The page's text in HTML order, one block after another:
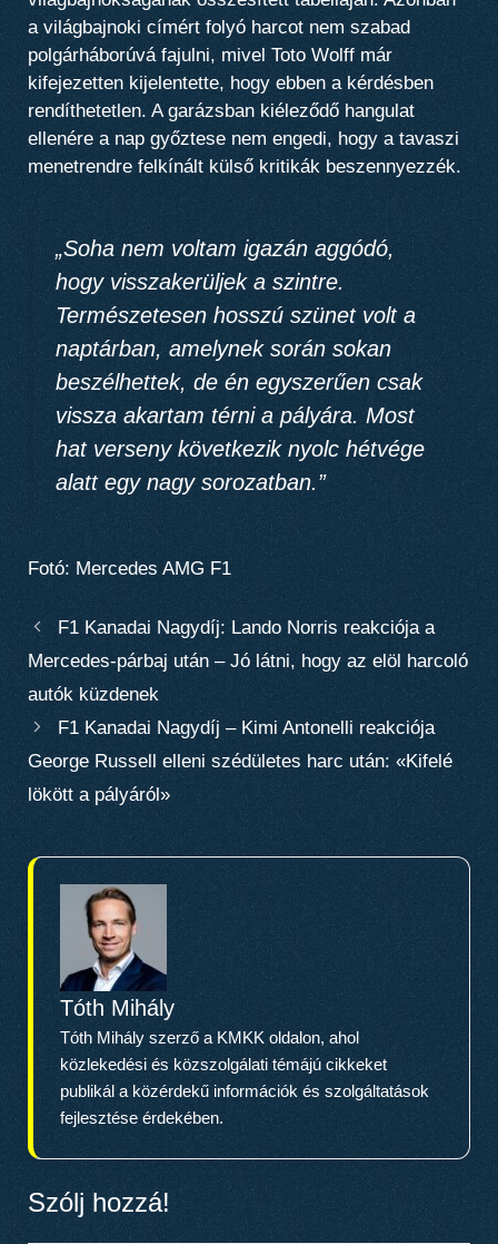
a világbajnoki címért folyó harcot nem szabad
polgárháborúvá fajulni, mivel Toto Wolff már
kifejezetten kijelentette, hogy ebben a kérdésben
rendíthetetlen. A garázsban kiéleződő hangulat
ellenére a nap győztese nem engedi, hogy a tavaszi
menetrendre felkínált külső kritikák beszennyezzék.
„Soha nem voltam igazán aggódó,
hogy visszakerüljek a szintre.
Természetesen hosszú szünet volt a
naptárban, amelynek során sokan
beszélhettek, de én egyszerűen csak
vissza akartam térni a pályára. Most
hat verseny következik nyolc hétvége
alatt egy nagy sorozatban.”
Fotó: Mercedes AMG F1
F1 Kanadai Nagydíj: Lando Norris reakciója a
Mercedes-párbaj után – Jó látni, hogy az elöl harcoló
autók küzdenek
F1 Kanadai Nagydíj – Kimi Antonelli reakciója
George Russell elleni szédületes harc után: «Kifelé
lökött a pályáról»
Tóth Mihály
Tóth Mihály szerző a KMKK oldalon, ahol
közlekedési és közszolgálati témájú cikkeket
publikál a közérdekű információk és szolgáltatások
fejlesztése érdekében.
Szólj hozzá!